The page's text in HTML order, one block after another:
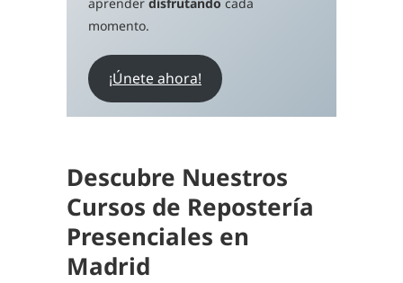
momento.
¡Únete ahora!
Descubre Nuestros
Cursos de Repostería
Presenciales en
Madrid